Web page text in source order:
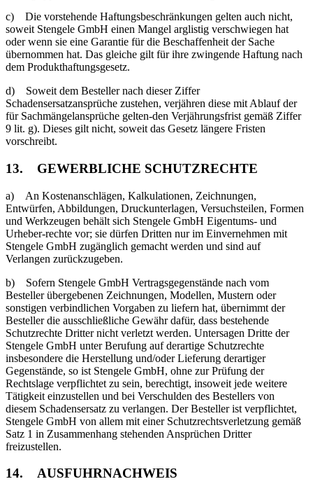
c) Die vorstehende Haftungsbeschränkungen gelten auch nicht,
soweit Stengele GmbH einen Mangel arglistig verschwiegen hat
oder wenn sie eine Garantie für die Beschaffenheit der Sache
übernommen hat. Das gleiche gilt für ihre zwingende Haftung nach
dem Produkthaftungsgesetz.
d) Soweit dem Besteller nach dieser Ziffer
Schadensersatzansprüche zustehen, verjähren diese mit Ablauf der
für Sachmängelansprüche gelten-den Verjährungsfrist gemäß Ziffer
9 lit. g). Dieses gilt nicht, soweit das Gesetz längere Fristen
vorschreibt.
13. GEWERBLICHE SCHUTZRECHTE
a) An Kostenanschlägen, Kalkulationen, Zeichnungen,
Entwürfen, Abbildungen, Druckunterlagen, Versuchsteilen, Formen
und Werkzeugen behält sich Stengele GmbH Eigentums- und
Urheber-rechte vor; sie dürfen Dritten nur im Einvernehmen mit
Stengele GmbH zugänglich gemacht werden und sind auf
Verlangen zurückzugeben.
b) Sofern Stengele GmbH Vertragsgegenstände nach vom
Besteller übergebenen Zeichnungen, Modellen, Mustern oder
sonstigen verbindlichen Vorgaben zu liefern hat, übernimmt der
Besteller die ausschließliche Gewähr dafür, dass bestehende
Schutzrechte Dritter nicht verletzt werden. Untersagen Dritte der
Stengele GmbH unter Berufung auf derartige Schutzrechte
insbesondere die Herstellung und/oder Lieferung derartiger
Gegenstände, so ist Stengele GmbH, ohne zur Prüfung der
Rechtslage verpflichtet zu sein, berechtigt, insoweit jede weitere
Tätigkeit einzustellen und bei Verschulden des Bestellers von
diesem Schadensersatz zu verlangen. Der Besteller ist verpflichtet,
Stengele GmbH von allem mit einer Schutzrechtsverletzung gemäß
Satz 1 in Zusammenhang stehenden Ansprüchen Dritter
freizustellen.
14. AUSFUHRNACHWEIS